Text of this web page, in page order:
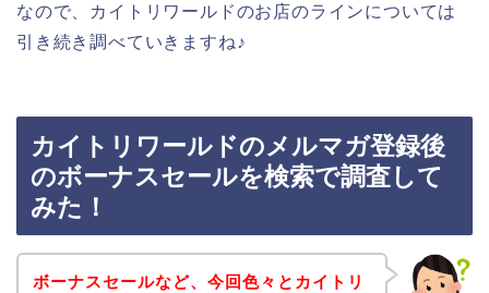
なので、カイトリワールドのお店のラインについては
引き続き調べていきますね♪
カイトリワールドのメルマガ登録後
のボーナスセールを検索で調査して
みた！
ボーナスセールなど、今回色々とカイトリ